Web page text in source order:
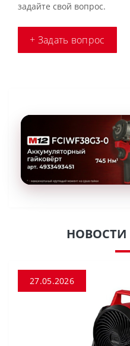
задайте свой вопрос.
+ Задать вопрос
НОВОСТИ
27.05.2026